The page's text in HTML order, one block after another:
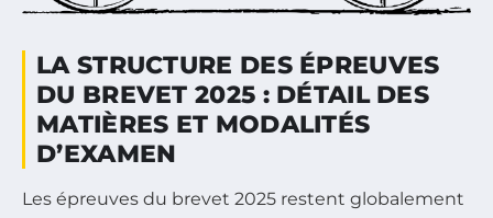
LA STRUCTURE DES ÉPREUVES
DU BREVET 2025 : DÉTAIL DES
MATIÈRES ET MODALITÉS
D’EXAMEN
Les épreuves du brevet 2025 restent globalement